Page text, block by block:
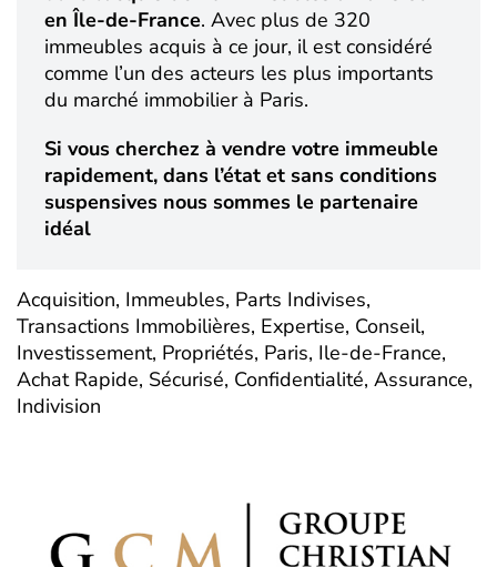
en Île-de-France. Avec plus de 320
immeubles acquis à ce jour, il est considéré
comme l’un des acteurs les plus importants
du marché immobilier à Paris.
Si vous cherchez à vendre votre immeuble
rapidement, dans l’état et sans conditions
suspensives nous sommes le partenaire
idéal
Acquisition, Immeubles, Parts Indivises,
Transactions Immobilières, Expertise, Conseil,
Investissement, Propriétés, Paris, Ile-de-France,
Achat Rapide, Sécurisé, Confidentialité, Assurance,
Indivision